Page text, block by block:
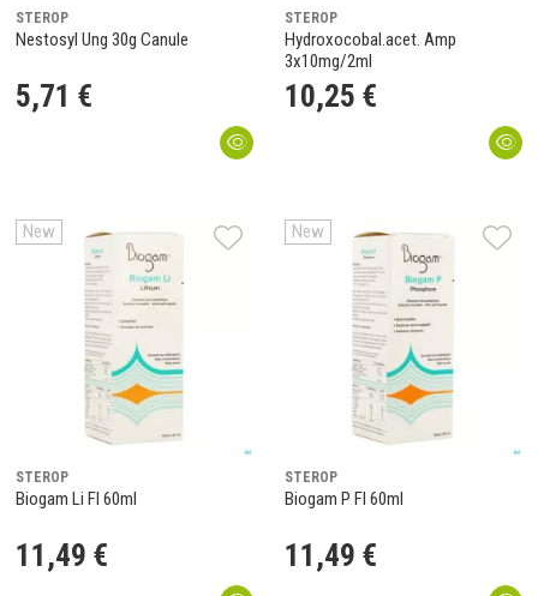
STEROP
Nestosyl Ung 30g Canule
5,71 €
STEROP
Hydroxocobal.acet. Amp
3x10mg/2ml
10,25 €
New
STEROP
Biogam Li Fl 60ml
11 ,49 €
New
STEROP
Biogam P Fl 60ml
11 ,49 €